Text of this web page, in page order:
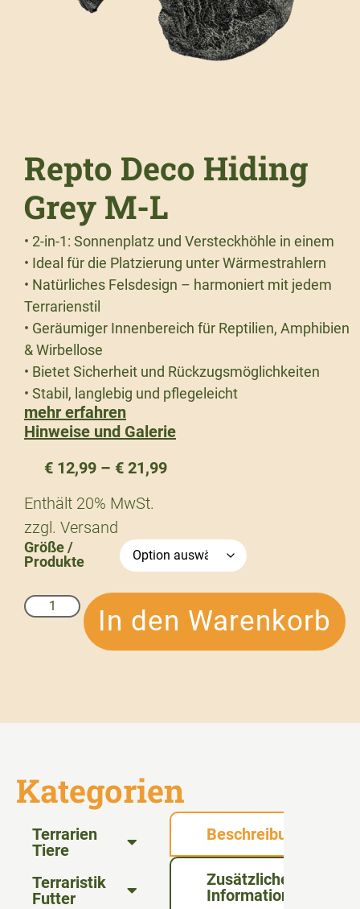
Repto Deco Hiding
Grey M-L
• 2-in-1: Sonnenplatz und Versteckhöhle in einem
• Ideal für die Platzierung unter Wärmestrahlern
• Natürliches Felsdesign – harmoniert mit jedem
Terrarienstil
• Geräumiger Innenbereich für Reptilien, Amphibien
& Wirbellose
• Bietet Sicherheit und Rückzugsmöglichkeiten
• Stabil, langlebig und pflegeleicht
mehr erfahren
Hinweise und Galerie
€ 12,99 – € 21,99
Enthält 20% MwSt.
zzgl. Versand
Größe /
Produkte
In den Warenkorb
Kategorien
Terrarien
Tiere
Terraristik
Futter
Beschreibung
Zusätzliche
Informationen